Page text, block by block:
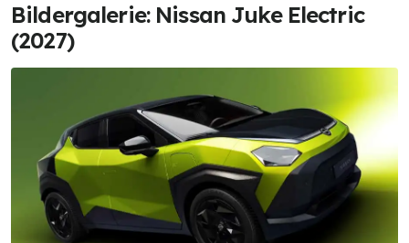
Bildergalerie: Nissan Juke Electric
(2027)